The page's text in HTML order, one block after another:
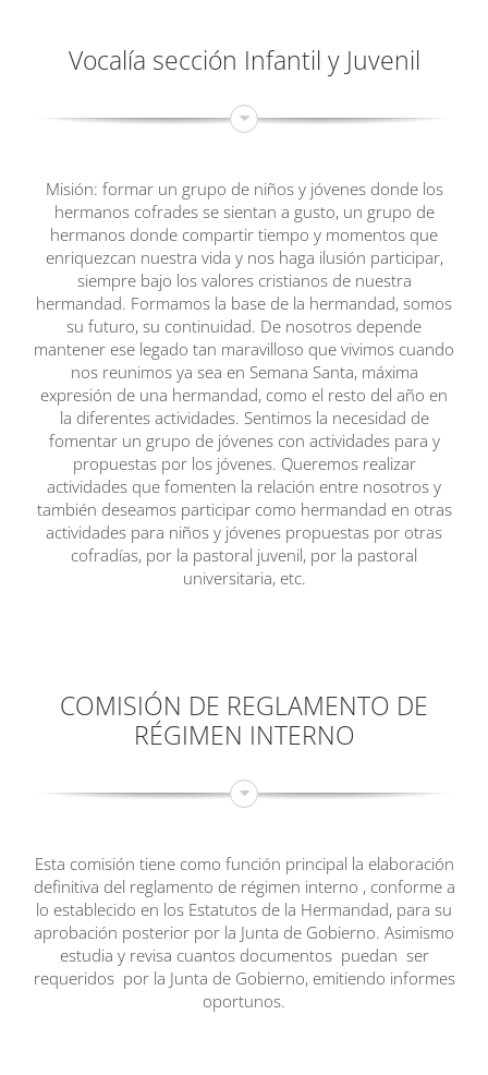
Vocalía sección Infantil y Juvenil
Misión: formar un grupo de niños y jóvenes donde los
hermanos cofrades se sientan a gusto, un grupo de
hermanos donde compartir tiempo y momentos que
enriquezcan nuestra vida y nos haga ilusión participar,
siempre bajo los valores cristianos de nuestra
hermandad. Formamos la base de la hermandad, somos
su futuro, su continuidad. De nosotros depende
mantener ese legado tan maravilloso que vivimos cuando
nos reunimos ya sea en Semana Santa, máxima
expresión de una hermandad, como el resto del año en
la diferentes actividades. Sentimos la necesidad de
fomentar un grupo de jóvenes con actividades para y
propuestas por los jóvenes. Queremos realizar
actividades que fomenten la relación entre nosotros y
también deseamos participar como hermandad en otras
actividades para niños y jóvenes propuestas por otras
cofradías, por la pastoral juvenil, por la pastoral
universitaria, etc.
COMISIÓN DE REGLAMENTO DE
RÉGIMEN INTERNO
Esta comisión tiene como función principal la elaboración
definitiva del reglamento de régimen interno , conforme a
lo establecido en los Estatutos de la Hermandad, para su
aprobación posterior por la Junta de Gobierno. Asimismo
estudia y revisa cuantos documentos puedan ser
requeridos por la Junta de Gobierno, emitiendo informes
oportunos.